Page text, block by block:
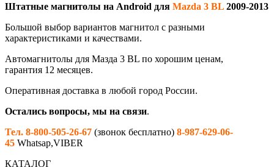
Штатные магнитолы на Android для Mazda 3 BL 2009-2013
Большой выбор вариантов магнитол с разными
характеристиками и качествами.
Автомагнитолы для Мазда 3 BL по хорошим ценам,
гарантия 12 месяцев.
Оперативная доставка в любой город России.
Остались вопросы, мы на связи.
Тел. 8-800-505-26-67 (звонок бесплатно) 8-987-629-06-
45 Whatsap,VIBER
КАТАЛОГ